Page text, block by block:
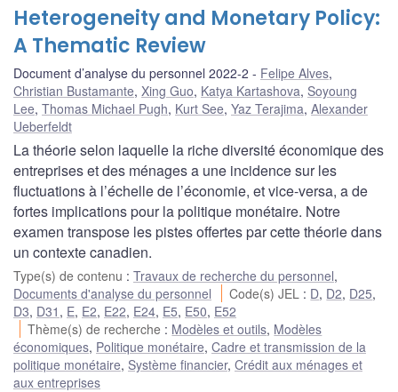
Heterogeneity and Monetary Policy:
A Thematic Review
Document d’analyse du personnel 2022-2 Felipe Alves,
Christian Bustamante, Xing Guo, Katya Kartashova, Soyoung
Lee, Thomas Michael Pugh, Kurt See, Yaz Terajima, Alexander
Ueberfeldt
La théorie selon laquelle la riche diversité économique des
entreprises et des ménages a une incidence sur les
fluctuations à l’échelle de l’économie, et vice-versa, a de
fortes implications pour la politique monétaire. Notre
examen transpose les pistes offertes par cette théorie dans
un contexte canadien.
Type(s) de contenu : Travaux de recherche du personnel,
Documents d'analyse du personnel
Code(s) JEL : D, D2, D25,
D3, D31 , E, E2, E22, E24, E5, E50, E52
Thème(s) de recherche : Modèles et outils, Modèles
économiques, Politique monétaire, Cadre et transmission de la
politique monétaire, Système financier, Crédit aux ménages et
aux entreprises